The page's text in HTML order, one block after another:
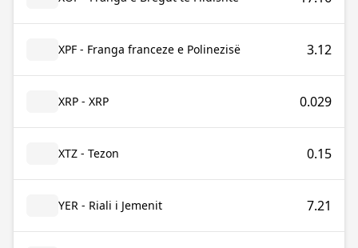
XPF - Franga franceze e Polinezisë 3.12
XRP - XRP 0.029
XTZ - Tezon 0.15
YER - Riali i Jemenit 7.21